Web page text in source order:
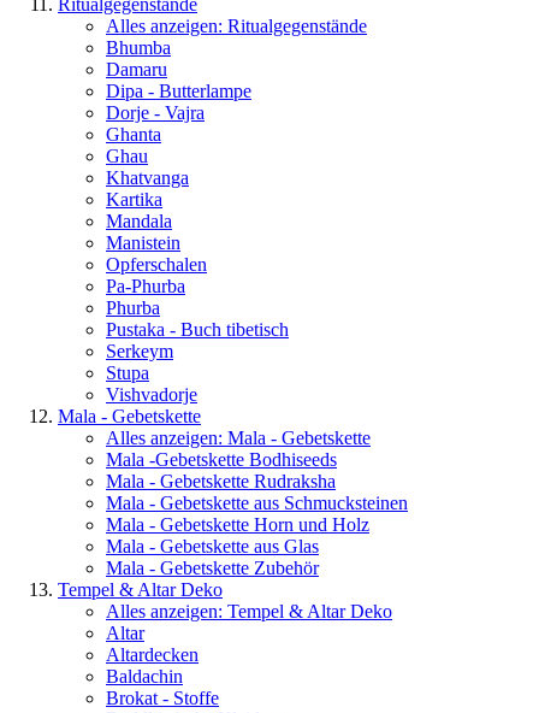
Ritualgegenstände
Alles anzeigen: Ritualgegenstände
Bhumba
Damaru
Dipa - Butterlampe
Dorje - Vajra
Ghanta
Ghau
Khatvanga
Kartika
Mandala
Manistein
Opferschalen
Pa-Phurba
Phurba
Pustaka - Buch tibetisch
Serkeym
Stupa
Vishvadorje
Mala - Gebetskette
Alles anzeigen: Mala - Gebetskette
Mala -Gebetskette Bodhiseeds
Mala - Gebetskette Rudraksha
Mala - Gebetskette aus Schmucksteinen
Mala - Gebetskette Horn und Holz
Mala - Gebetskette aus Glas
Mala - Gebetskette Zubehör
Tempel & Altar Deko
Alles anzeigen: Tempel & Altar Deko
Altar
Altardecken
Baldachin
Brokat - Stoffe